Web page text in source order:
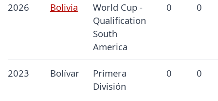
2026 Bolivia
World Cup -
Qualification
South
America
0 0
2023 Bolívar
Primera
División
0 0